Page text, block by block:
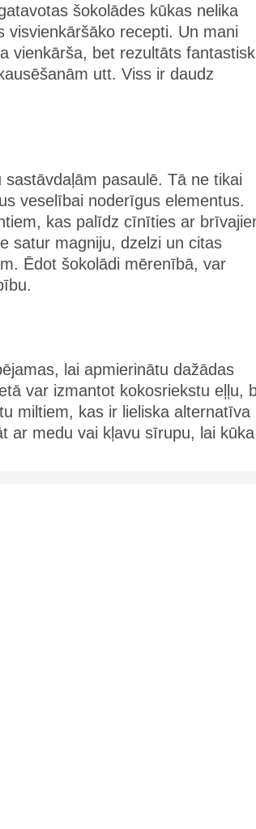
šokolādes kūkas nelika
recepti. Un mani
vienkārša, bet rezultāts
utt. Viss ir daudz
pasaulē. Tā ne tikai
veselībai noderīgus elementus.
kas palīdz cīnīties ar
satur magniju, dzelzi un citas
Ēdot šokolādi mērenībā, var
lai apmierinātu dažādas
var izmantot kokosriekstu eļļu,
miltiem, kas ir lieliska alternatīva
ar medu vai kļavu sīrupu, lai kūka